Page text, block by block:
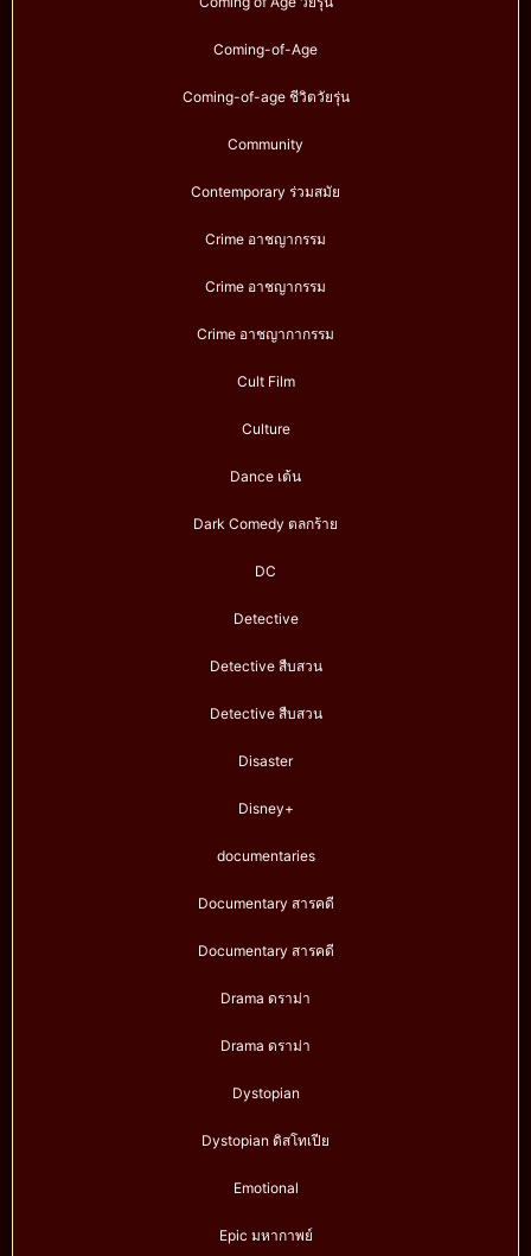
Coming-of-Age
Coming-of-age ชีวิตวัยรุ่น
Community
Contemporary ร่วมสมัย
Crime อาชญากรรม
Crime อาชญากรรม
Crime อาชญากากรรม
Cult Film
Culture
Dance เต้น
Dark Comedy ตลกร้าย
DC
Detective
Detective สืบสวน
Detective สืบสวน
Disaster
Disney+
documentaries
Documentary สารคดี
Documentary สารคดี
Drama ดราม่า
Drama ดราม่า
Dystopian
Dystopian ดิสโทเปีย
Emotional
Epic มหากาพย์